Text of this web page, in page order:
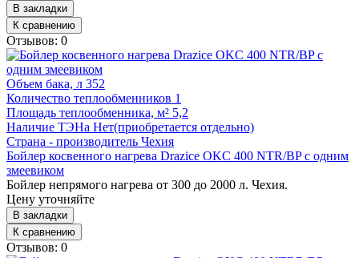
В закладки
К сравнению
Отзывов: 0
Объем бака, л 352
Количество теплообменников 1
Площадь теплообменника, м² 5,2
Наличие ТЭНа Нет(приобретается отдельно)
Страна - производитель Чехия
Бойлер косвенного нагрева Drazice OKC 400 NTR/BP с одним
змеевиком
Бойлер непрямого нагрева от 300 до 2000 л. Чехия.
Цену уточняйте
В закладки
К сравнению
Отзывов: 0